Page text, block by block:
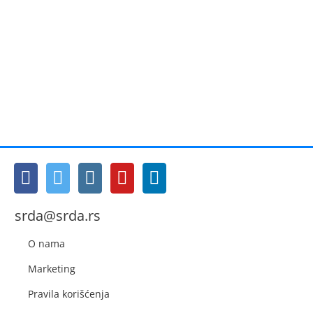
srda@srda.rs
O nama
Marketing
Pravila korišćenja